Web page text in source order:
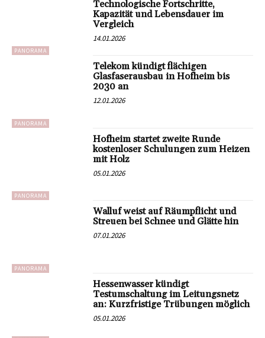
PANORAMA
Technologische Fortschritte,
Kapazität und Lebensdauer im
Vergleich
14.01.2026
PANORAMA
Telekom kündigt flächigen
Glasfaserausbau in Hofheim bis
2030 an
12.01.2026
PANORAMA
Hofheim startet zweite Runde
kostenloser Schulungen zum Heizen
mit Holz
05.01.2026
PANORAMA
Walluf weist auf Räumpflicht und
Streuen bei Schnee und Glätte hin
07.01.2026
Hessenwasser kündigt
Testumschaltung im Leitungsnetz
an: Kurzfristige Trübungen möglich
05.01.2026